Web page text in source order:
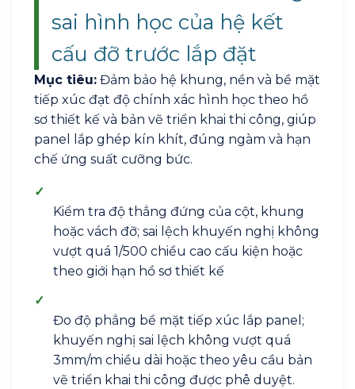
sai hình học của hệ kết
cấu đỡ trước lắp đặt
Mục tiêu: Đảm bảo hệ khung, nền và bề mặt
tiếp xúc đạt độ chính xác hình học theo hồ
sơ thiết kế và bản vẽ triển khai thi công, giúp
panel lắp ghép kín khít, đúng ngàm và hạn
chế ứng suất cưỡng bức.
✓
Kiểm tra độ thẳng đứng của cột, khung
hoặc vách đỡ; sai lệch khuyến nghị không
vượt quá 1/500 chiều cao cấu kiện hoặc
theo giới hạn hồ sơ thiết kế
✓
Đo độ phẳng bề mặt tiếp xúc lắp panel;
khuyến nghị sai lệch không vượt quá
3mm/m chiều dài hoặc theo yêu cầu bản
vẽ triển khai thi công được phê duyệt.